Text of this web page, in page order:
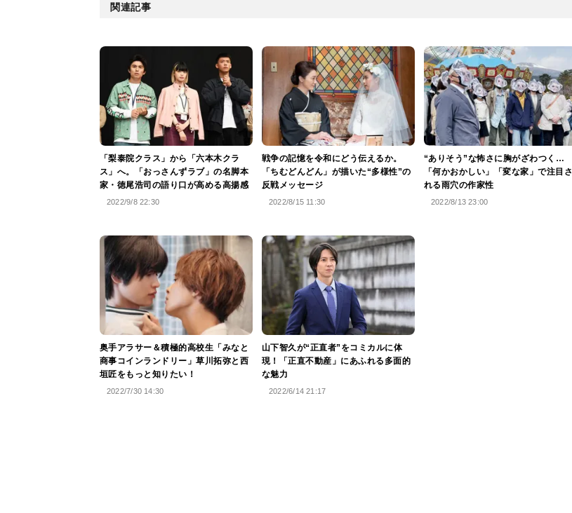
関連記事
「梨泰院クラス」から「六本木クラ
ス」へ。「おっさんずラブ」の名脚本
家・徳尾浩司の語り口が高める高揚感
2022/9/8 22:30
戦争の記憶を令和にどう伝えるか。
「ちむどんどん」が描いた“多様性”の
反戦メッセージ
2022/8/15 11:30
“ありそう”な怖さに胸がざわつく…
「何かおかしい」「変な家」で注目さ
れる雨穴の作家性
2022/8/13 23:00
奥手アラサー＆積極的高校生「みなと
商事コインランドリー」草川拓弥と西
垣匠をもっと知りたい！
2022/7/30 14:30
山下智久が“正直者”をコミカルに体
現！「正直不動産」にあふれる多面的
な魅力
2022/6/14 21:17